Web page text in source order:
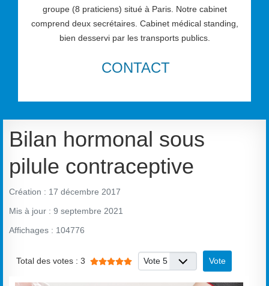
groupe (8 praticiens) situé à Paris. Notre cabinet
comprend deux secrétaires. Cabinet médical standing,
bien desservi par les transports publics.
CONTACT
Bilan hormonal sous
pilule contraceptive
Création : 17 décembre 2017
Mis à jour : 9 septembre 2021
Affichages : 104776
Total des votes : 3 Veuillez voter